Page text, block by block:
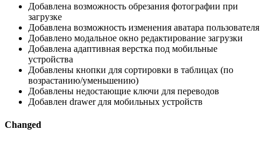
Добавлена возможность обрезания фотографии при
загрузке
Добавлена возможность изменения аватара пользователя
Добавлено модальное окно редактирование загрузки
Добавлена адаптивная верстка под мобильные
устройства
Добавлены кнопки для сортировки в таблицах (по
возрастанию/уменьшению)
Добавлены недостающие ключи для переводов
Добавлен drawer для мобильных устройств
Changed